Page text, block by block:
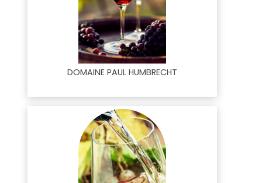
DOMAINE PAUL HUMBRECHT